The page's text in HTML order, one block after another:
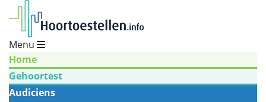
Menu
Home
Gehoortest
Audiciens